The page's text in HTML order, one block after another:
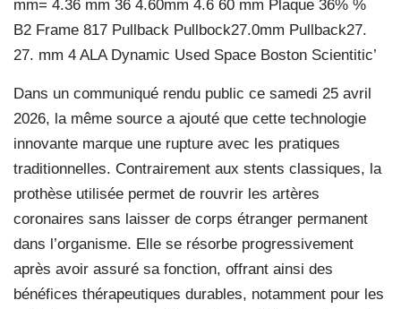
Dans un communiqué rendu public ce samedi 25 avril
2026, la même source a ajouté que cette technologie
innovante marque une rupture avec les pratiques
traditionnelles. Contrairement aux stents classiques, la
prothèse utilisée permet de rouvrir les artères
coronaires sans laisser de corps étranger permanent
dans l’organisme. Elle se résorbe progressivement
après avoir assuré sa fonction, offrant ainsi des
bénéfices thérapeutiques durables, notamment pour les